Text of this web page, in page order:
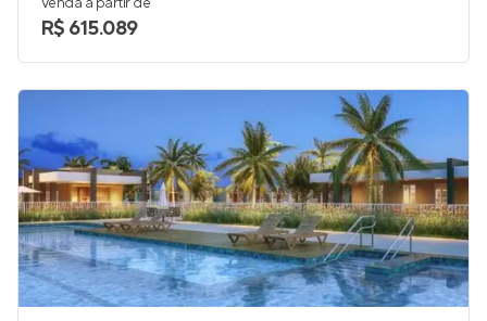
R$ 615.089